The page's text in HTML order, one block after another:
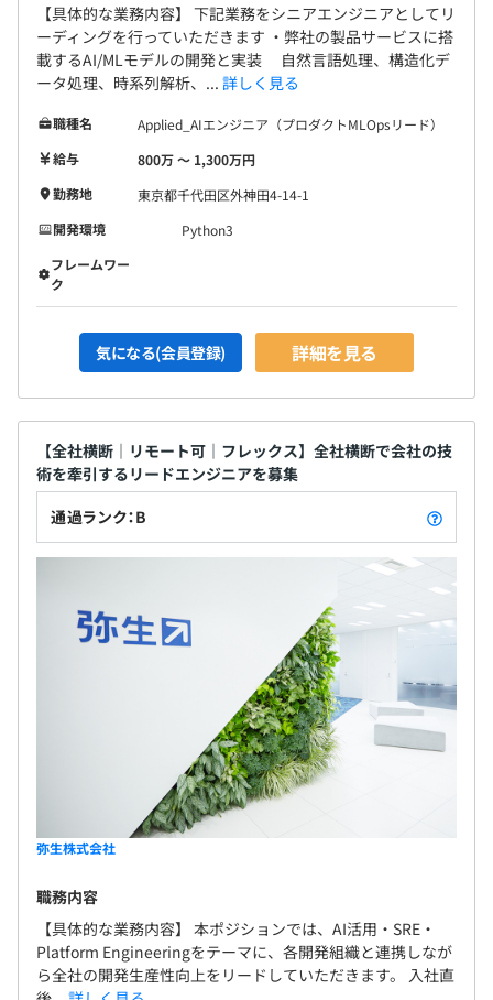
【具体的な業務内容】 下記業務をシニアエンジニアとしてリ
ーディングを行っていただきます ・弊社の製品サービスに搭
載するAI/MLモデルの開発と実装 自然言語処理、構造化デ
ータ処理、時系列解析、... 詳しく見る
職種名
Applied_AIエンジニア（プロダクトMLOpsリード）
給与
800万 〜 1,300万円
勤務地
東京都千代田区外神田4-14-1
開発環境
Python3
フレームワー
ク
気になる(会員登録) 詳細を見る
【全社横断｜リモート可｜フレックス】全社横断で会社の技
術を牽引するリードエンジニアを募集
通過ランク：B
弥生株式会社
職務内容
【具体的な業務内容】 本ポジションでは、AI活用・SRE・
Platform Engineeringをテーマに、各開発組織と連携しなが
ら全社の開発生産性向上をリードしていただきます。 入社直